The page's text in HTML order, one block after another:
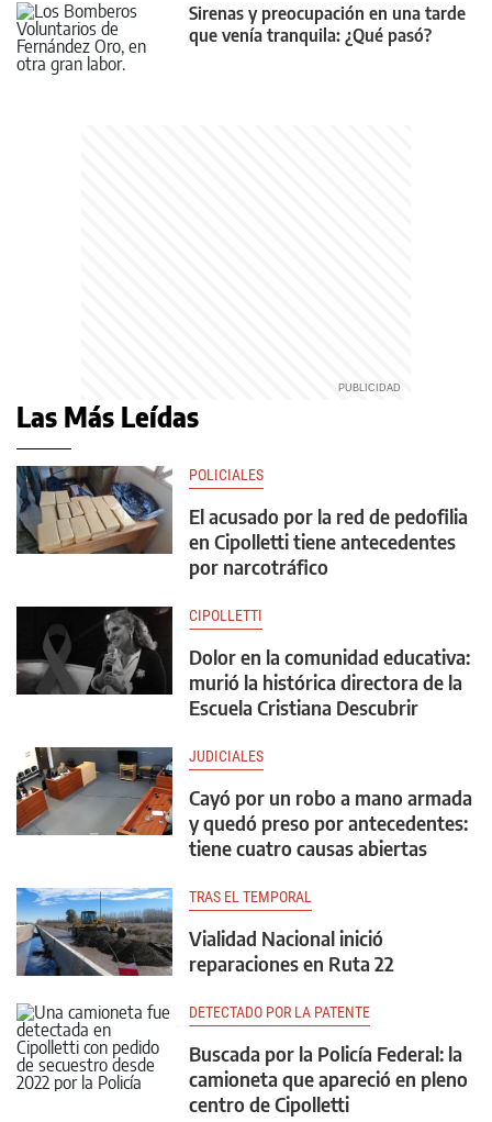
Sirenas y preocupación en una tarde
que venía tranquila: ¿Qué pasó?
Las Más Leídas
POLICIALES
El acusado por la red de pedofilia
en Cipolletti tiene antecedentes
por narcotráfico
CIPOLLETTI
Dolor en la comunidad educativa:
murió la histórica directora de la
Escuela Cristiana Descubrir
JUDICIALES
Cayó por un robo a mano armada
y quedó preso por antecedentes:
tiene cuatro causas abiertas
TRAS EL TEMPORAL
Vialidad Nacional inició
reparaciones en Ruta 22
DETECTADO POR LA PATENTE
Buscada por la Policía Federal: la
camioneta que apareció en pleno
centro de Cipolletti